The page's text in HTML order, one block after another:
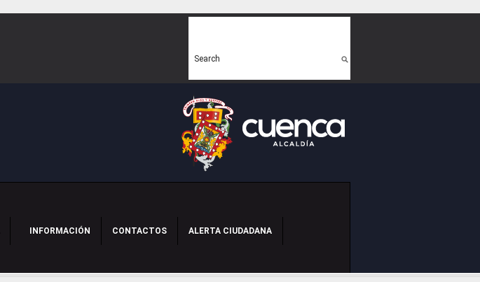
Search
INFORMACIÓN CONTACTOS ALERTA CIUDADANA